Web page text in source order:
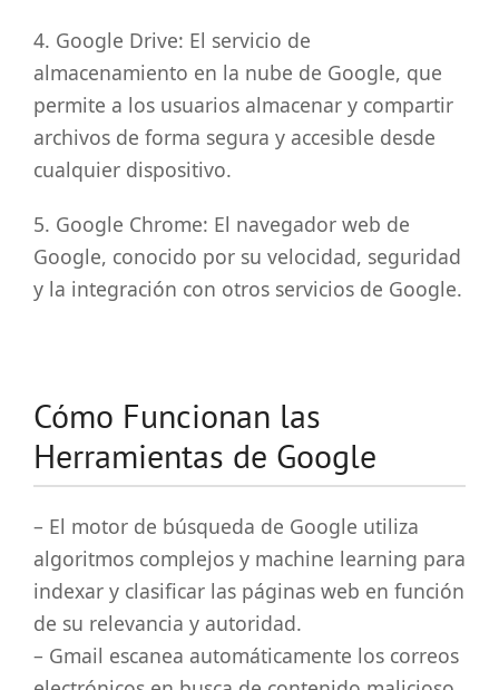
4. Google Drive: El servicio de
almacenamiento en la nube de Google, que
permite a los usuarios almacenar y compartir
archivos de forma segura y accesible desde
cualquier dispositivo.
5. Google Chrome: El navegador web de
Google, conocido por su velocidad, seguridad
y la integración con otros servicios de Google.
Cómo Funcionan las
Herramientas de Google
– El motor de búsqueda de Google utiliza
algoritmos complejos y machine learning para
indexar y clasificar las páginas web en función
de su relevancia y autoridad.
– Gmail escanea automáticamente los correos